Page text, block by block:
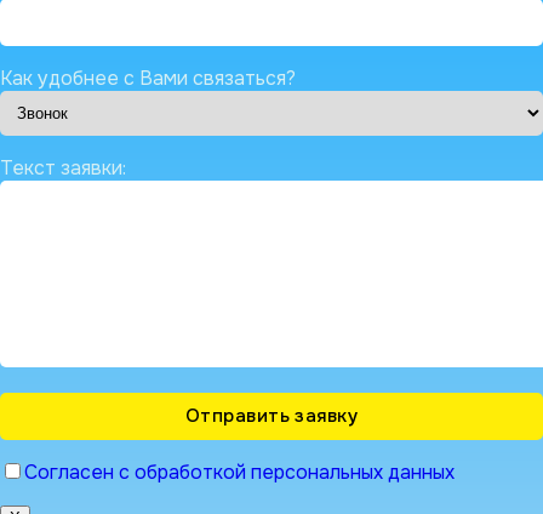
Как удобнее с Вами связаться?
Текст заявки:
Согласен с обработкой персональных данных